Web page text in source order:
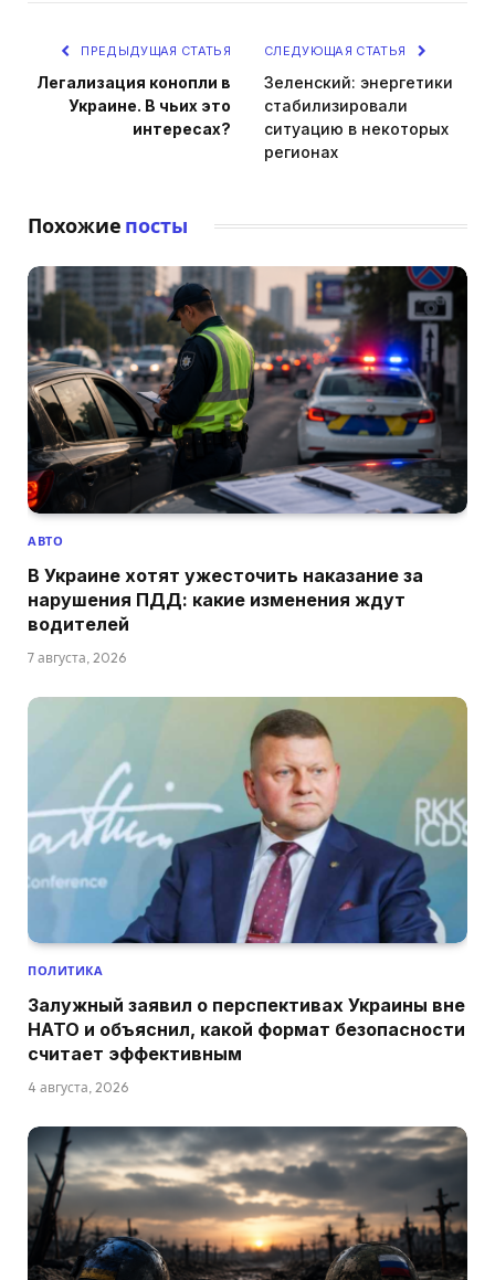
ПРЕДЫДУЩАЯ СТАТЬЯ
Легализация конопли в
Украине. В чьих это
интересах?
СЛЕДУЮЩАЯ СТАТЬЯ
Зеленский: энергетики
стабилизировали
ситуацию в некоторых
регионах
Похожие посты
АВТО
В Украине хотят ужесточить наказание за
нарушения ПДД: какие изменения ждут
водителей
7 августа, 2026
ПОЛИТИКА
Залужный заявил о перспективах Украины вне
НАТО и объяснил, какой формат безопасности
считает эффективным
4 августа, 2026